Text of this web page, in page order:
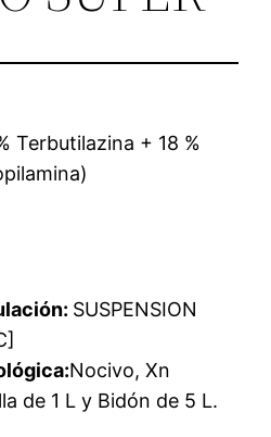
Terbutilazina + 18 %
SUSPENSION
Nocivo, Xn
de 1 L y Bidón de 5 L.